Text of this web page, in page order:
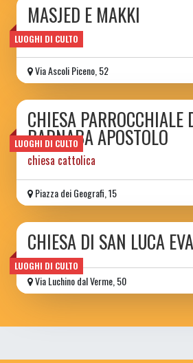
LUOGHI DI CULTO
MASJED E MAKKI
moschea
Via Ascoli Piceno, 52
LUOGHI DI CULTO
CHIESA PARROCCHIALE
BARNABA APOSTOLO
chiesa cattolica
Piazza dei Geografi, 15
LUOGHI DI CULTO
CHIESA DI SAN LUCA
Via Luchino dal Verme, 50